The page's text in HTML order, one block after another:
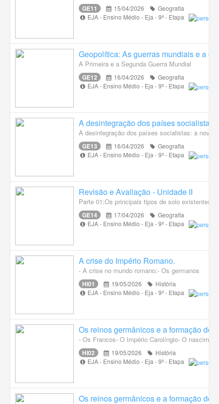
GE11 15/04/2026
Geografia
EJA - Ensino Médio - Eja - 9ª - Etapa
Geopolítica: As guerras mundiais e a
A Primeira e a Segunda Guerra Mundial
GE12 16/04/2026
Geografia
EJA - Ensino Médio - Eja - 9ª - Etapa
A desintegração dos países socialistas:
A desintegração dos países socialistas: a nova
GE13 16/04/2026
Geografia
EJA - Ensino Médio - Eja - 9ª - Etapa
Revisão e Avaliação - Unidade II
Parte 01:Os principais tipos de solo existentes
GE14 17/04/2026
Geografia
EJA - Ensino Médio - Eja - 9ª - Etapa
A crise do Império Romano.
- A crise no mundo romano;- Os germanos
HI01 19/05/2026
História
EJA - Ensino Médio - Eja - 9ª - Etapa
Os reinos germânicos e a formação do
- Os Francos- O Império Carolíngio- O
HI02 19/05/2026
História
EJA - Ensino Médio - Eja - 9ª - Etapa
Os reinos germânicos e a formação do